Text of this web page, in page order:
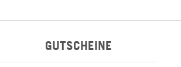
GUTSCHEINE